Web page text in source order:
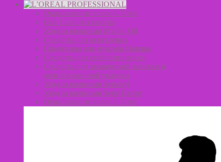
Окрашивание волос L’Oreal
Hair Color Accessories
Уход за волосами Mythic Oil
Средства для осветления
Продукция для мужчин Homme
Средства для стайлинга волос
Средства для химической завивки и
долговременной укладки
Уход за волосами Serioxyl
Уход за волосами Serie Expert
Окрашивание волос L’Oreal